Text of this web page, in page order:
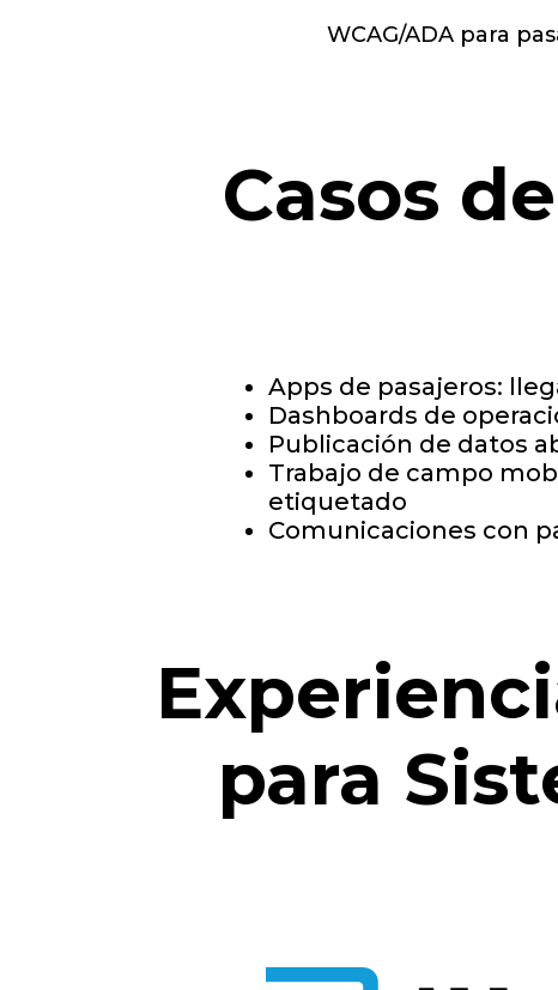
WCAG/ADA para
Casos
Apps de pasajeros:
Dashboards de
Publicación de datos
Trabajo de campo
etiquetado
Comunicaciones con
para